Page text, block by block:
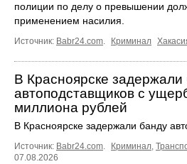
полиции по делу о превышении
применением насилия.
Источник: Babr24.com. Криминал
В Красноярске задержали
автоподставщиков с
миллиона рублей
В Красноярске задержали банду
Источник: Babr24.com. Криминал,
07.08.2026